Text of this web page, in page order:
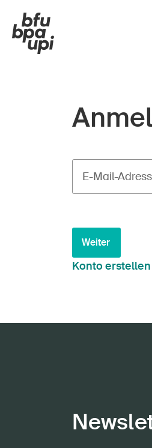
E-Mail-
Weiter
Konto erstellen